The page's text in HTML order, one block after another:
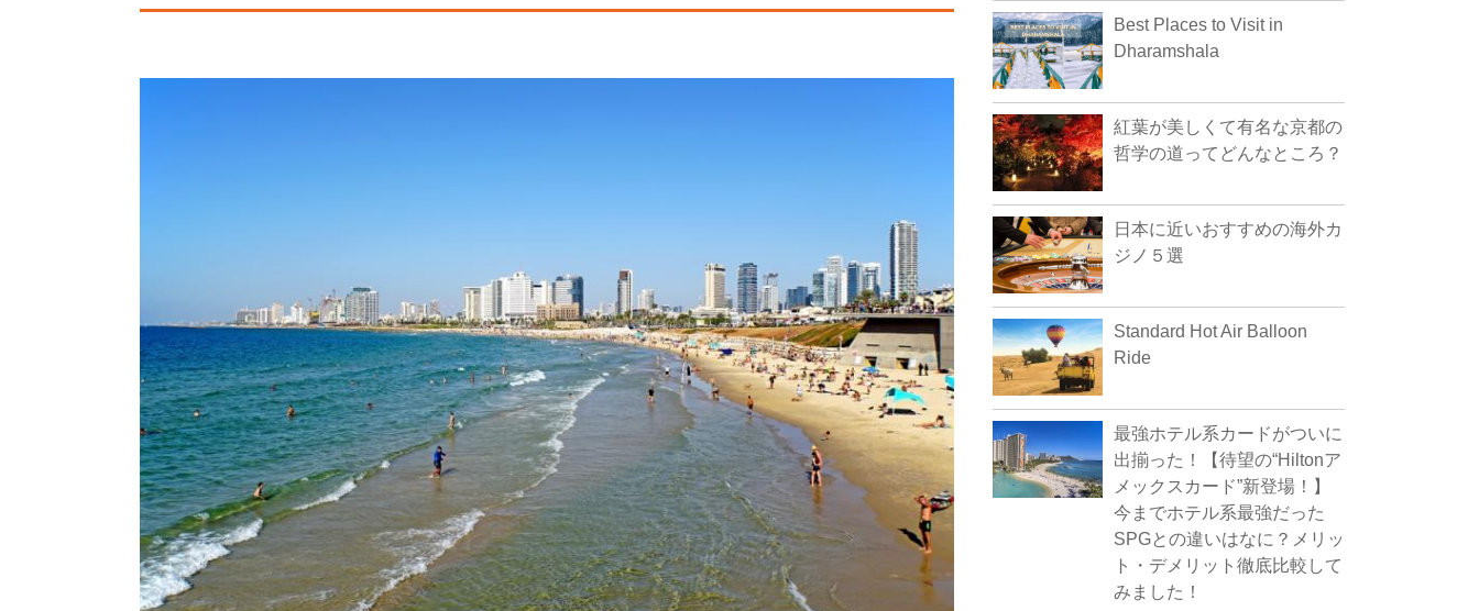
Best Places to Visit in
Dharamshala
紅葉が美しくて有名な京都の
哲学の道ってどんなところ？
日本に近いおすすめの海外カ
ジノ５選
Standard Hot Air Balloon
Ride
最強ホテル系カードがついに
出揃った！【待望の“Hiltonア
メックスカード”新登場！】
今までホテル系最強だった
SPGとの違いはなに？メリッ
ト・デメリット徹底比較して
みました！